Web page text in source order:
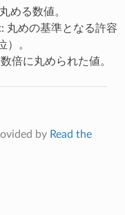
める数値。
丸めの基準となる許容
）。
倍に丸められた値。
by Read the